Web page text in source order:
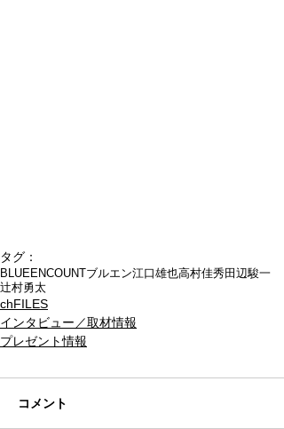
タグ：
BLUEENCOUNTブルエン江口雄也高村佳秀田辺駿一
辻村勇太
chFILES
インタビュー／取材情報
プレゼント情報
コメント